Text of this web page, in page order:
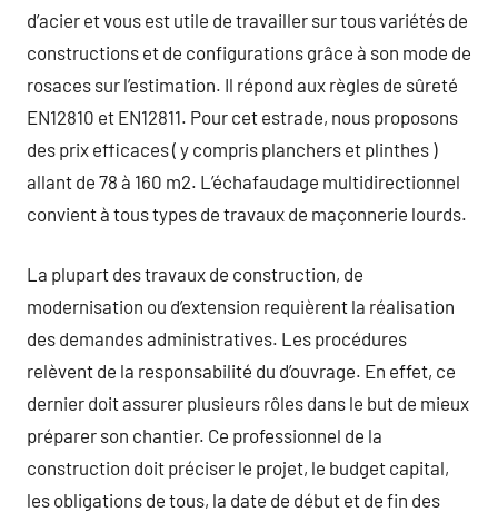
d’acier et vous est utile de travailler sur tous variétés de
constructions et de configurations grâce à son mode de
rosaces sur l’estimation. Il répond aux règles de sûreté
EN12810 et EN12811. Pour cet estrade, nous proposons
des prix efficaces ( y compris planchers et plinthes )
allant de 78 à 160 m2. L’échafaudage multidirectionnel
convient à tous types de travaux de maçonnerie lourds.
La plupart des travaux de construction, de
modernisation ou d’extension requièrent la réalisation
des demandes administratives. Les procédures
relèvent de la responsabilité du d’ouvrage. En effet, ce
dernier doit assurer plusieurs rôles dans le but de mieux
préparer son chantier. Ce professionnel de la
construction doit préciser le projet, le budget capital,
les obligations de tous, la date de début et de fin des